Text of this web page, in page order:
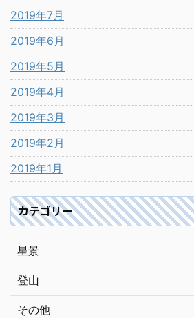
2019年7月
2019年6月
2019年5月
2019年4月
2019年3月
2019年2月
2019年1月
カテゴリー
星景
登山
その他